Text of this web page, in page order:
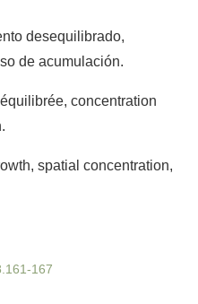
desequilibrado,
de acumulación.
concentration
spatial concentration,
167